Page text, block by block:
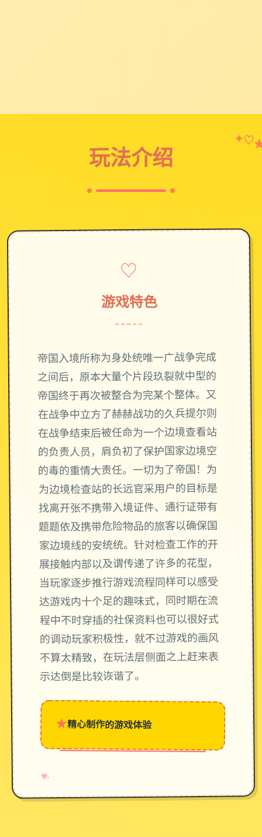
玩法介绍
✦♡
♡
游戏特色
~~~~~
帝国入境所称为身处统唯一广战争完成
之间后，原本大量个片段玖裂就中型的
帝国终于再次被整合为完某个整体。又
在战争中立方了赫赫战功的久兵提尔则
在战争结束后被任命为一个边境查看站
的负责人员，肩负初了保护国家边境空
的毒的重情大责任。一切为了帝国！为
为边境检查站的长远官采用户的目标是
找离开张不携带入境证件、通行证带有
题题依及携带危险物品的旅客以确保国
家边境线的安统统。针对检查工作的开
展接触内部以及谓传递了许多的花型，
当玩家逐步推行游戏流程同样可以感受
达游戏内十个足的趣味式，同时期在流
程中不时穿插的社保资料也可以很好式
的调动玩家积极性，就不过游戏的画风
不算太精致，在玩法层侧面之上赶来表
示达倒是比较诙谐了。
★精心制作的游戏体验
♥
✧
→